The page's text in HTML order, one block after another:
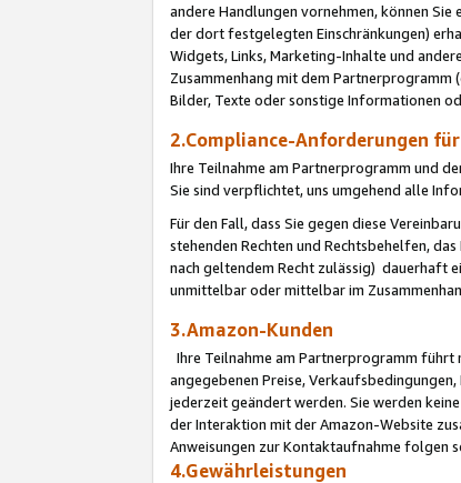
andere Handlungen vornehmen, können
der dort festgelegten Einschränkungen)
Widgets, Links, Marketing-Inhalte und
Zusammenhang mit dem Partnerprogramm
Bilder, Texte oder sonstige Informationen
2.Compliance-Anforderungen
Ihre Teilnahme am Partnerprogramm und
Sie sind verpflichtet, uns umgehend alle
Für den Fall, dass Sie gegen diese
stehenden Rechten und Rechtsbehelfen,
nach geltendem Recht zulässig) dauerhaft
unmittelbar oder mittelbar im
3.Amazon-Kunden
Ihre Teilnahme am Partnerprogramm führt
angegebenen Preise,
jederzeit geändert werden. Sie werden
der Interaktion mit der Amazon-Website
Anweisungen zur Kontaktaufnahme folgen
4.Gewährleistungen